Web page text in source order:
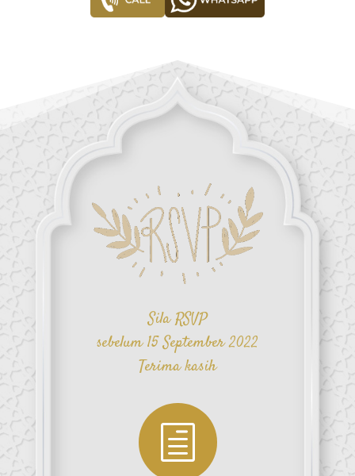
Sila RSVP
sebelum 15 September 2022
Terima kasih
h